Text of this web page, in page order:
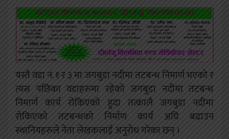
यस्तै वडा नं. १ र ३ मा जगबुडा नदीमा तटबन्ध निमार्ण भएको र
त्यस पछिका वडाहरुमा रहेको जगबुडा नदीमा तटबन्ध
निमार्ण कार्य रोकिएको हुदा तत्कालै जगबुडा नदीमा
रोकिएको तटबन्धको निर्माण कार्य अघि बढाउन
स्थानियहरुले नेता लेखकलाई अनुरोध गरेका छन् ।